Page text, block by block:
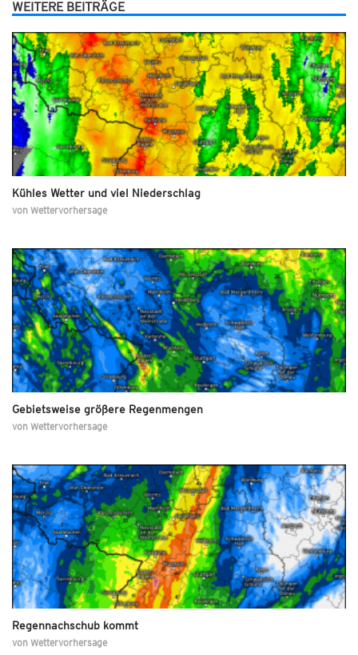
WEITERE BEITRÄGE
Kühles Wetter und viel Niederschlag
von Wettervorhersage
Gebietsweise größere Regenmengen
von Wettervorhersage
Regennachschub kommt
von Wettervorhersage